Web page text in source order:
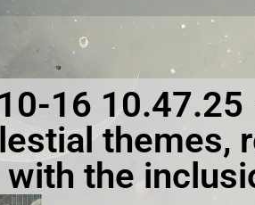
16
themes,
the